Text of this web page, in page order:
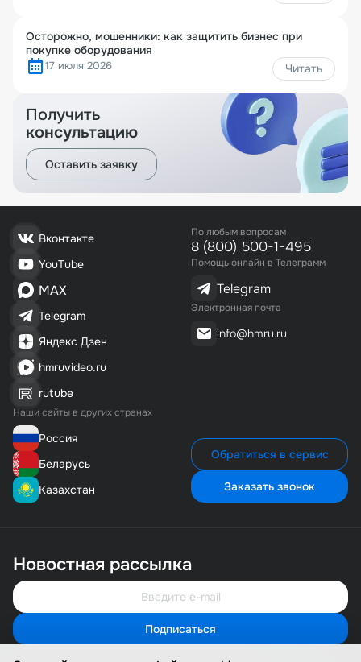
Осторожно, мошенники: как защитить бизнес при
покупке оборудования
17 июля 2026 Читать
Получить
консультацию
Оставить заявку
Вконтакте
YouTube
MAX
Telegram
Яндекс Дзен
hmruvideo.ru
rutube
Наши сайты в других странах
Россия
Беларусь
Казахстан
По любым вопросам
8 (800) 500-1-495
Помощь онлайн в Телеграмм
Telegram
Электронная почта
info@hmru.ru
Обратиться в сервис
Заказать звонок
Новостная рассылка
Подписаться
Свяжитесь с нами
Мы онлайн и готовы помочь